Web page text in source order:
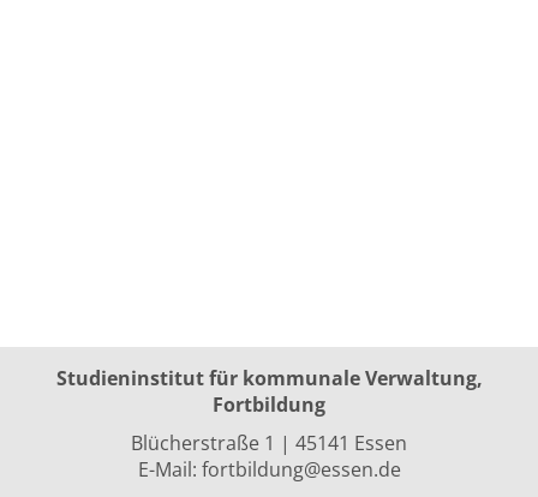
Studieninstitut für kommunale Verwaltung,
Fortbildung
Blücherstraße 1 | 45141 Essen
E-Mail: fortbildung@essen.de